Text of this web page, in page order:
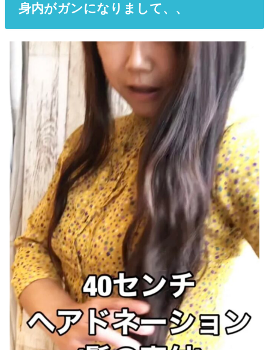
身内がガンになりまして、、